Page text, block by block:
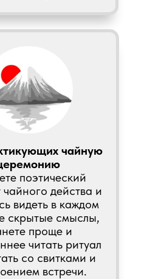
чайную
поэтический
чайного действа и
видеть в каждом
скрытые смыслы,
проще и
читать ритуал
со свитками и
встречи.